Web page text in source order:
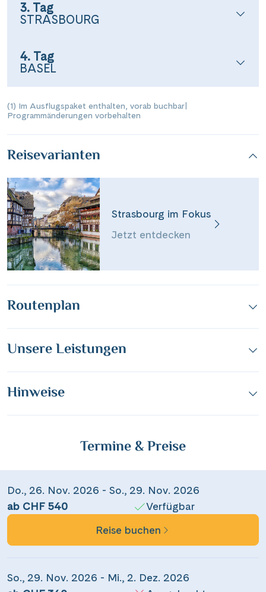
3. Tag
STRASBOURG
4. Tag
BASEL
(1) Im Ausflugspaket enthalten, vorab buchbar
Programmänderungen vorbehalten
Reisevarianten
Strasbourg im Fokus
Jetzt entdecken
Routenplan
Unsere Leistungen
Hinweise
Termine & Preise
Do., 26. Nov. 2026 - So., 29. Nov. 2026
ab CHF 540
Verfügbar
Reise buchen
So., 29. Nov. 2026 - Mi., 2. Dez. 2026